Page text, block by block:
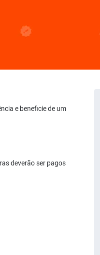
e beneficie de um
deverão ser pagos